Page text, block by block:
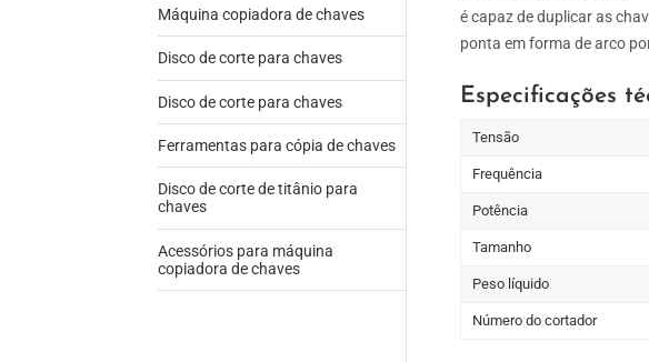
é capaz de duplicar as
ponta em forma de arco
Especificações
Tensão
Frequência
Potência
Tamanho
Peso líquido
Número do cortador
Máquina copiadora de chaves
Disco de corte para chaves
Disco de corte para chaves
Ferramentas para cópia de chaves
Disco de corte de titânio para
chaves
Acessórios para máquina
copiadora de chaves